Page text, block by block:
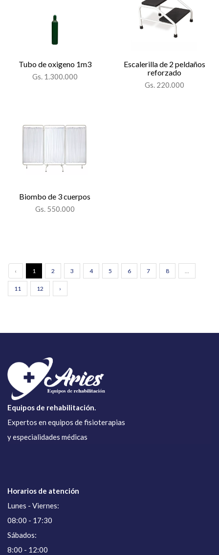
Tubo de oxigeno 1m3
Gs. 1.300.000
Escalerilla de 2 peldaños
reforzado
Gs. 220.000
Biombo de 3 cuerpos
Gs. 550.000
‹ 1 2 3 4 5 6 7 8
11 12 ›
Equipos de rehabilitación.
Expertos en equipos de fisioterapias
y especialidades médicas
Horarios de atención
Lunes - Viernes:
08:00 - 17:30
Sábados:
8:00 - 12:00